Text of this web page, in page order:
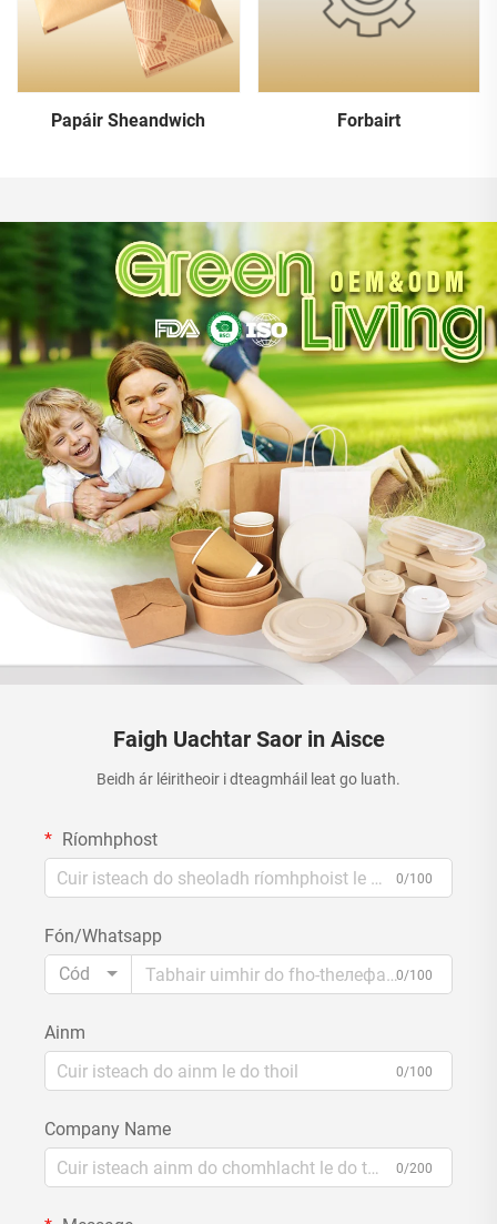
Papáir Sheandwich Forbairt
Faigh Uachtar Saor in Aisce
Beidh ár léiritheoir i dteagmháil leat go luath.
Ríomhphost
0/100
Fón/Whatsapp
Cód
0/100
Ainm
0/100
Company Name
0/200